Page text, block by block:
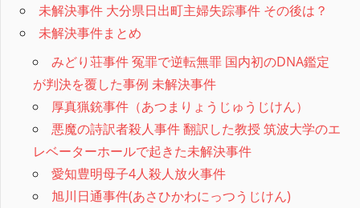
未解決事件 大分県日出町主婦失踪事件 その後は？
未解決事件まとめ
みどり荘事件 冤罪で逆転無罪 国内初のDNA鑑定
が判決を覆した事例 未解決事件
厚真猟銃事件（あつまりょうじゅうじけん）
悪魔の詩訳者殺人事件 翻訳した教授 筑波大学のエ
レベーターホールで起きた未解決事件
愛知豊明母子4人殺人放火事件
旭川日通事件(あさひかわにっつうじけん)